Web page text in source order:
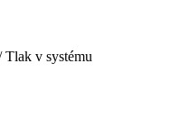
Tlak v systému